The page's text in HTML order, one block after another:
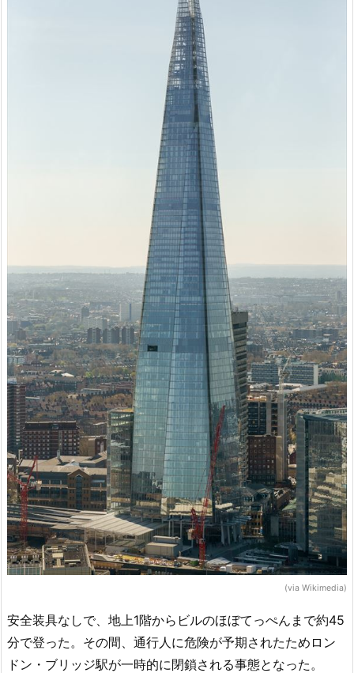
(via Wikimedia)
安全装具なしで、地上1階からビルのほぼてっぺんまで約45
分で登った。その間、通行人に危険が予期されたためロン
ドン・ブリッジ駅が一時的に閉鎖される事態となった。